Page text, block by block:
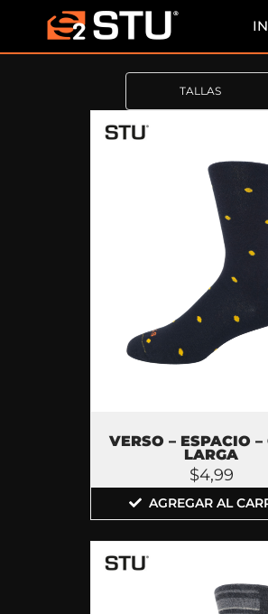
TALLAS
VERSO – ESPACIO
LARGA
$4,99
AGREGAR AL